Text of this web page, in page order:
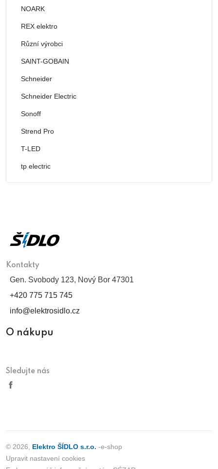
NOARK
REX elektro
Různí výrobci
SAINT-GOBAIN
Schneider
Schneider Electric
Sonoff
Strend Pro
T-LED
tp electric
Kontakty
Gen. Svobody 123, Nový Bor 47301
+420 775 715 745
info@elektrosidlo.cz
O nákupu
Sledujte nás
© 2026, Elektro ŠÍDLO s.r.o. -e-shop
Upravit nastavení cookies